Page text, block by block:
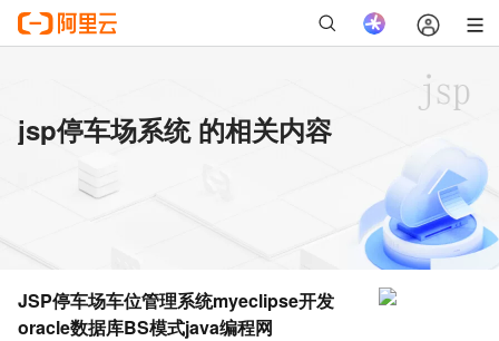
jsp停车场系统 的相关内容
JSP停车场车位管理系统myeclipse开发
oracle数据库BS模式java编程网